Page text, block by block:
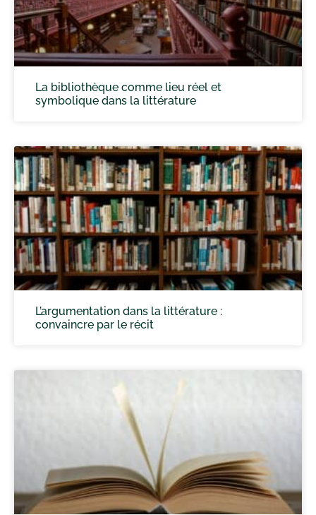
La bibliothèque comme lieu réel et
symbolique dans la littérature
L’argumentation dans la littérature :
convaincre par le récit